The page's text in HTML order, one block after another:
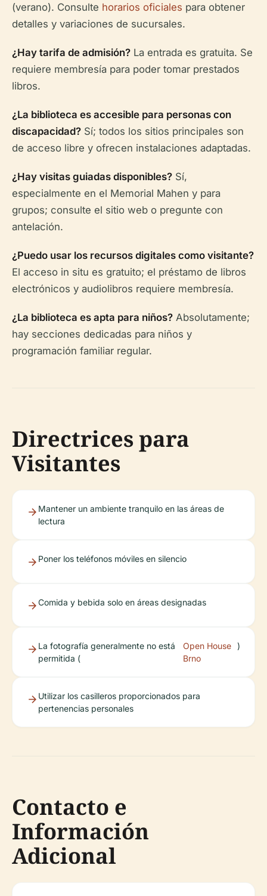
(verano). Consulte horarios oficiales para obtener
detalles y variaciones de sucursales.
¿Hay tarifa de admisión? La entrada es gratuita. Se
requiere membresía para poder tomar prestados
libros.
¿La biblioteca es accesible para personas con
discapacidad? Sí; todos los sitios principales son
de acceso libre y ofrecen instalaciones adaptadas.
¿Hay visitas guiadas disponibles? Sí,
especialmente en el Memorial Mahen y para
grupos; consulte el sitio web o pregunte con
antelación.
¿Puedo usar los recursos digitales como visitante?
El acceso in situ es gratuito; el préstamo de libros
electrónicos y audiolibros requiere membresía.
¿La biblioteca es apta para niños? Absolutamente;
hay secciones dedicadas para niños y
programación familiar regular.
Directrices para
Visitantes
Mantener un ambiente tranquilo en las áreas de
lectura
Poner los teléfonos móviles en silencio
Comida y bebida solo en áreas designadas
La fotografía generalmente no está
permitida (
Open House
Brno
)
Utilizar los casilleros proporcionados para
pertenencias personales
Contacto e
Información
Adicional